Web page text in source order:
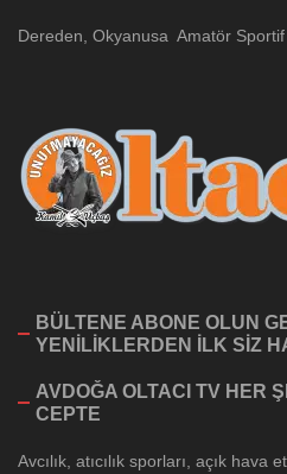
Dereden, Okyanusa Amatör Sportif
BÜLTENE ABONE OLUN
YENİLİKLERDEN İLK SİZ
AVDOĞA OLTACI TV HER
CEPTE
Avcılık, atıcılık sporları, açık